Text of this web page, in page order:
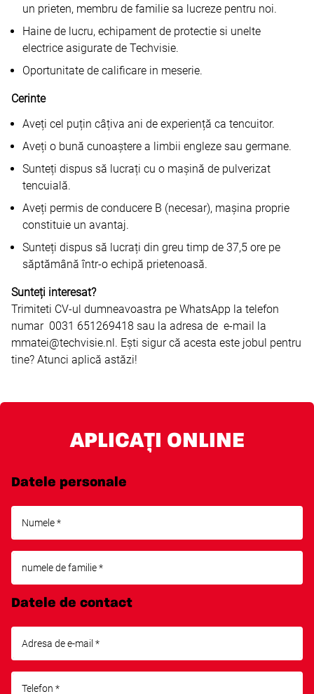
un prieten, membru de familie sa lucreze pentru noi.
Haine de lucru, echipament de protectie si unelte
electrice asigurate de Techvisie.
Oportunitate de calificare in meserie.
Cerinte
Aveți cel puțin câțiva ani de experiență ca tencuitor.
Aveți o bună cunoaștere a limbii engleze sau germane.
Sunteți dispus să lucrați cu o mașină de pulverizat
tencuială.
Aveți permis de conducere B (necesar), mașina proprie
constituie un avantaj.
Sunteți dispus să lucrați din greu timp de 37,5 ore pe
săptămână într-o echipă prietenoasă.
Sunteți interesat?
Trimiteti CV-ul dumneavoastra pe WhatsApp la telefon
numar 0031 651269418 sau la adresa de e-mail la
mmatei@techvisie.nl. Ești sigur că acesta este jobul pentru
tine? Atunci aplică astăzi!
APLICAȚI ONLINE
Datele personale
Datele de contact